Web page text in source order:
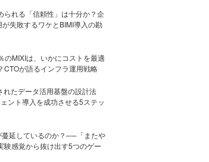
られる「信頼性」は十分か？企
失敗するワケとBIMI導入の勘
のMIXIは、いかにコストを最適
CTOが語るインフラ運用戦略
れたデータ活用基盤の設計法
ント導入を成功させる5ステッ
蔓延しているのか？──「またや
験感覚から抜け出す5つのゲー